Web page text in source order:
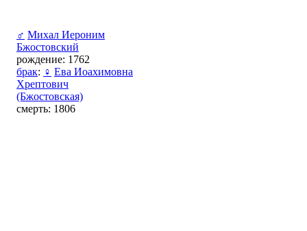
♂ Михал Иероним
Бжостовский
рождение: 1762
брак: ♀ Ева Иоахимовна
Хрептович
(Бжостовская)
смерть: 1806